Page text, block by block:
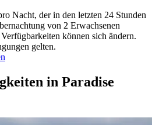
Nacht, der in den letzten 24 Stunden
von 2 Erwachsenen
können sich ändern.
gelten.
in Paradise